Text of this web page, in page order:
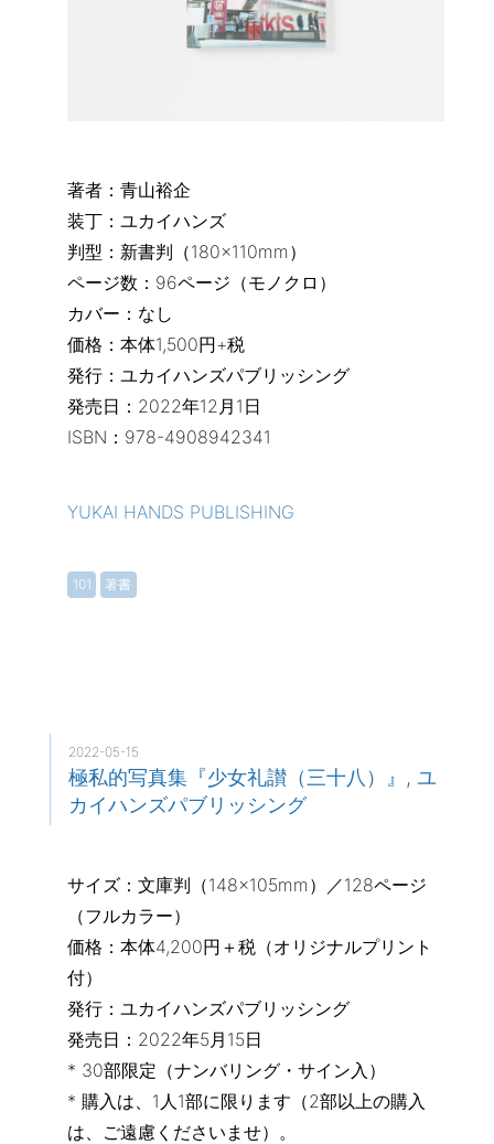
著者：青山裕企
装丁：ユカイハンズ
判型：新書判（180×110mm）
ページ数：96ページ（モノクロ）
カバー：なし
価格：本体1,500円+税
発行：ユカイハンズパブリッシング
発売日：2022年12月1日
ISBN：978-4908942341
YUKAI HANDS PUBLISHING
101 著書
2022-05-15
極私的写真集『少女礼讃（三十八）』, ユ
カイハンズパブリッシング
サイズ：文庫判（148×105mm）／128ページ
（フルカラー）
価格：本体4,200円＋税（オリジナルプリント
付）
発行：ユカイハンズパブリッシング
発売日：2022年5月15日
* 30部限定（ナンバリング・サイン入）
* 購入は、1人1部に限ります（2部以上の購入
は、ご遠慮くださいませ）。